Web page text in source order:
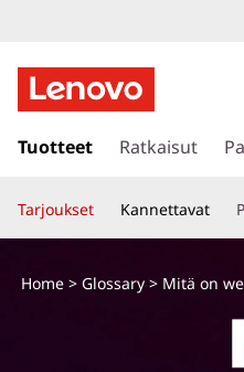
i
r
y
ä
Tuotteet Ratkaisut
Tarjoukset Kannettavat
Home> Glossary> Mitä on